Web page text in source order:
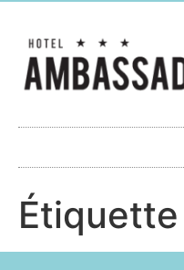
Étiquette